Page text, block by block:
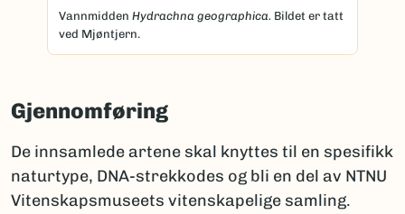
Vannmidden Hydrachna geographica. Bildet er tatt
ved Mjøntjern.
Gjennomføring
De innsamlede artene skal knyttes til en spesifikk
naturtype, DNA-strekkodes og bli en del av NTNU
Vitenskapsmuseets vitenskapelige samling.